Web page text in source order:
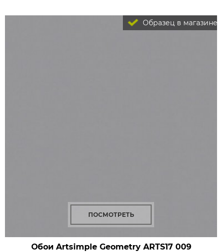
Образец в магазине
ПОСМОТРЕТЬ
Обои Artsimple GeometryARTS17 009